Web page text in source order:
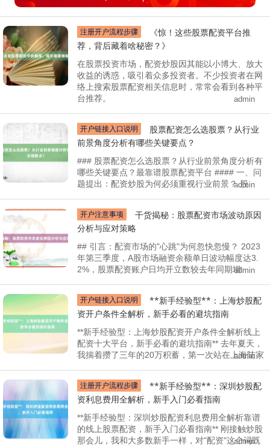
注册开户流程步骤
荐，背后藏着啥秘密？》
在股票投资市场，配资炒股因其能以小博大、放大
收益的诱惑，吸引着众多投资者。不少投资者在网
络上搜索股票配资相关信息时，常常会看到各种平
台推荐。
admin
开户链接入口说明
前景角度分析有哪些关键要点？
### 股票配资怎么选股票？从行业前景角度分析有
哪些关键要点？最靠谱股票配资平台 #### 一、问
题提出：配资炒股为何必须重视行业前景？ 股
admin
开户注意事项
分析与应对策略
## 引言：配资市场的"心跳"为何忽快忽慢？ 2023
年第三季度，A股市场融资余额单日波动幅度达3.
2%，股票配资账户日均开立数较去年同期增admin
开户链接入口说明
资开户条件全解析，新手必看的避坑指南
**新手经验型：上海炒股配资开户条件全解析线上
配资十大平台，新手必看的避坑指南** 去年夏天，
我揣着攒了三年的20万积蓄，第一次站在上海陆家
admin
注册开户流程步骤
资利息费用全解析，新手入门必看指南
**新手经验型：深圳炒股配资利息费用全解析靠谱
的线上股票配资，新手入门必看指南** 刚接触炒股
那会儿，我和大多数新手一样，对"配资"这个词既
admin